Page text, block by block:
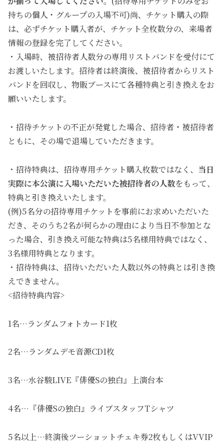
持ちの個人・グループの入場不可)尚、チケット購入の際
は、必ずチケット購入者が、チケット全枚数分の、来場者
情報の登録を完了してください。
・入場時、被招待者人数分の専用リストバンドを受付にて
お渡しいたします。招待者は終演後、被招待者からリスト
バンドを回収し、物販ブースにて各種特典と引き換えをお
願いいたします。
・招待チケットの不正が発覚した場合、招待者・被招待者
ともに、その場で退場していただきます。
・招待特典は、招待専用チケット購入枚数ではなく、 当日
実際に本公演に入場いただいた被招待者の人数をもって、
特典と引き換えいたします。
(例)5名分の招待専用チケットを事前にお求めいただいた
だき、そのうち2名が何らかの理由により当日不参加とな
った場合、引き換え可能な特典は5名様用特典ではなく、
3名様用特典となります。
・招待特典は、招待いただいた人数以外の特典とは引き換
えできません。
<招待特典内容>
1名…ランダムフォトカード1枚
2名…ランダムデモ音源CD1枚
3名…水谷駿LIVE『俳優Sの独白』上演台本
4名…『俳優Sの独白』ライブスタッフTシャツ
5名以上…終演後ツーショットチェキ券2枚もしくはVVIP